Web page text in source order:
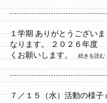
１学期 ありがとうござい
なります。 ２０２６年度
くお願いします。
続きを読む
７／１５（水）活動の様子